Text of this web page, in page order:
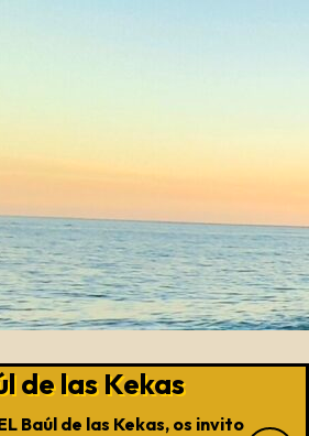
de las Kekas
Baúl de las Kekas, os invito